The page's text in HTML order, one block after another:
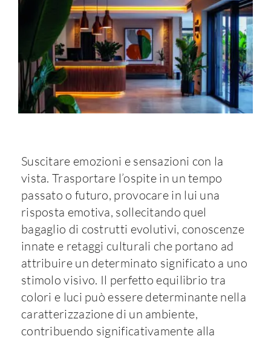
Suscitare emozioni e sensazioni con la
vista. Trasportare l’ospite in un tempo
passato o futuro, provocare in lui una
risposta emotiva, sollecitando quel
bagaglio di costrutti evolutivi, conoscenze
innate e retaggi culturali che portano ad
attribuire un determinato significato a uno
stimolo visivo. Il perfetto equilibrio tra
colori e luci può essere determinante nella
caratterizzazione di un ambiente,
contribuendo significativamente alla